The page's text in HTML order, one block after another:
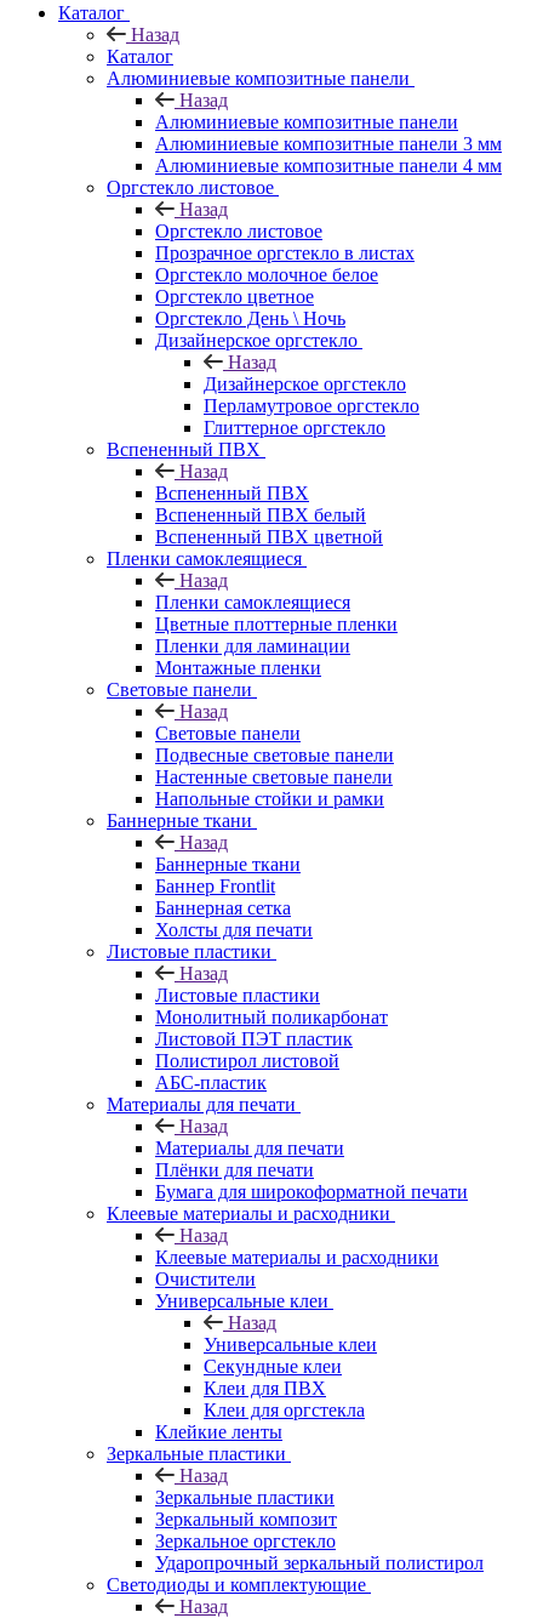
Каталог
Назад
Каталог
Алюминиевые композитные панели
Назад
Алюминиевые композитные панели
Алюминиевые композитные панели 3 мм
Алюминиевые композитные панели 4 мм
Оргстекло листовое
Назад
Оргстекло листовое
Прозрачное оргстекло в листах
Оргстекло молочное белое
Оргстекло цветное
Оргстекло День \ Ночь
Дизайнерское оргстекло
Назад
Дизайнерское оргстекло
Перламутровое оргстекло
Глиттерное оргстекло
Вспененный ПВХ
Назад
Вспененный ПВХ
Вспененный ПВХ белый
Вспененный ПВХ цветной
Пленки самоклеящиеся
Назад
Пленки самоклеящиеся
Цветные плоттерные пленки
Пленки для ламинации
Монтажные пленки
Световые панели
Назад
Световые панели
Подвесные световые панели
Настенные световые панели
Напольные стойки и рамки
Баннерные ткани
Назад
Баннерные ткани
Баннер Frontlit
Баннерная сетка
Холсты для печати
Листовые пластики
Назад
Листовые пластики
Монолитный поликарбонат
Листовой ПЭТ пластик
Полистирол листовой
АБС-пластик
Материалы для печати
Назад
Материалы для печати
Плёнки для печати
Бумага для широкоформатной печати
Клеевые материалы и расходники
Назад
Клеевые материалы и расходники
Очистители
Универсальные клеи
Назад
Универсальные клеи
Секундные клеи
Клеи для ПВХ
Клеи для оргстекла
Клейкие ленты
Зеркальные пластики
Назад
Зеркальные пластики
Зеркальный композит
Зеркальное оргстекло
Ударопрочный зеркальный полистирол
Светодиоды и комплектующие
Назад